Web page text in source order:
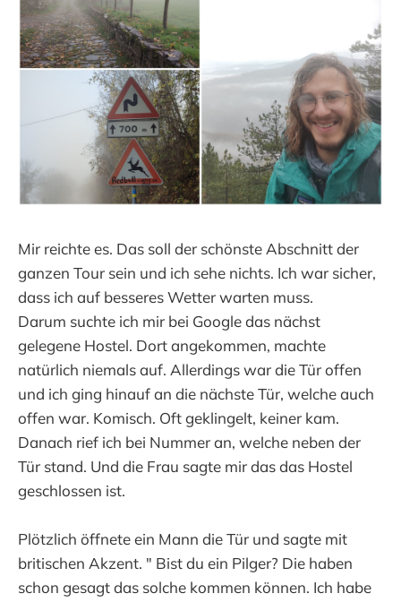
Mir reichte es. Das soll der schönste Abschnitt der
ganzen Tour sein und ich sehe nichts. Ich war sicher,
dass ich auf besseres Wetter warten muss.
Darum suchte ich mir bei Google das nächst
gelegene Hostel. Dort angekommen, machte
natürlich niemals auf. Allerdings war die Tür offen
und ich ging hinauf an die nächste Tür, welche auch
offen war. Komisch. Oft geklingelt, keiner kam.
Danach rief ich bei Nummer an, welche neben der
Tür stand. Und die Frau sagte mir das das Hostel
geschlossen ist.
Plötzlich öffnete ein Mann die Tür und sagte mit
britischen Akzent. " Bist du ein Pilger? Die haben
schon gesagt das solche kommen können. Ich habe